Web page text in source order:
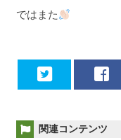
ではまた
関連コンテンツ